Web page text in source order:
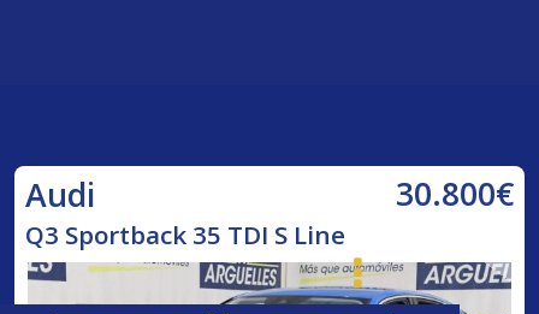
Audi 30.800€
Q3 Sportback 35 TDI S Line